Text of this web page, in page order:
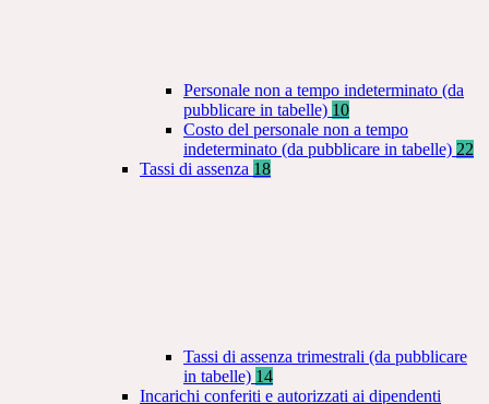
Personale non a tempo indeterminato (da
pubblicare in tabelle) 10
Costo del personale non a tempo
indeterminato (da pubblicare in tabelle) 22
Tassi di assenza 18
Tassi di assenza trimestrali (da pubblicare
in tabelle) 14
Incarichi conferiti e autorizzati ai dipendenti